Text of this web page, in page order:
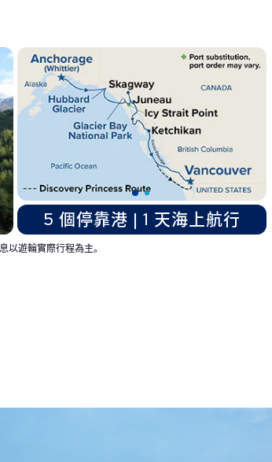
5 個停靠港 | 1 天海上航行
以遊輪實際行程為主。